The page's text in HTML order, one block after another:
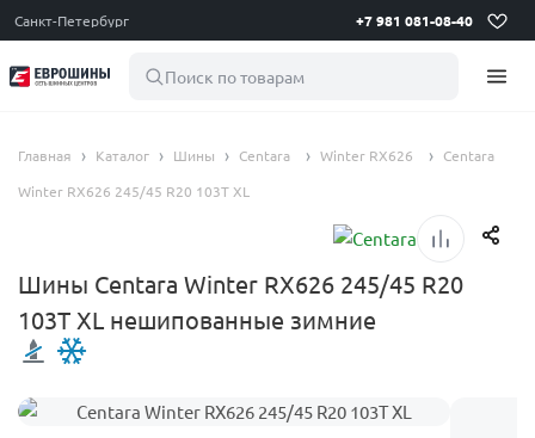
Санкт-Петербург +7 981 081-08-40
Поиск по товарам
Главная Каталог Шины Centara Winter RX626
Centara
Winter RX626 245/45 R20 103T XL
Шины Centara Winter RX626 245/45 R20
103T XL нешипованные зимние